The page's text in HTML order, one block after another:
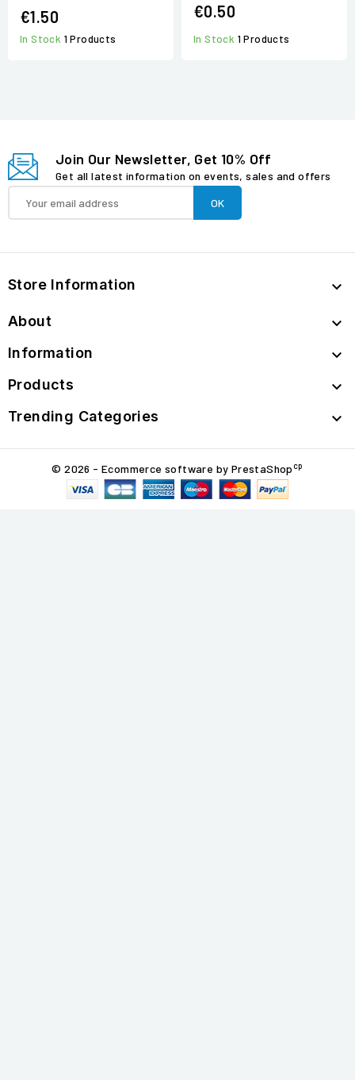
€1.50
In Stock 1 Products
€0.50
In Stock 1 Products
Join Our Newsletter, Get 10% Off
Get all latest information on events, sales and offers
Store Information 
About 
Information 
Products 
Trending Categories 
© 2026 - Ecommerce software by PrestaShop cp